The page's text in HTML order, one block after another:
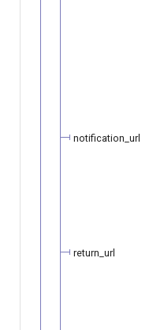
notification_url
return_url